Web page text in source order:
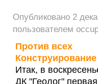
Опубликовано 2
пользователем
Против всех
Итак, в
ДК "Геолог"